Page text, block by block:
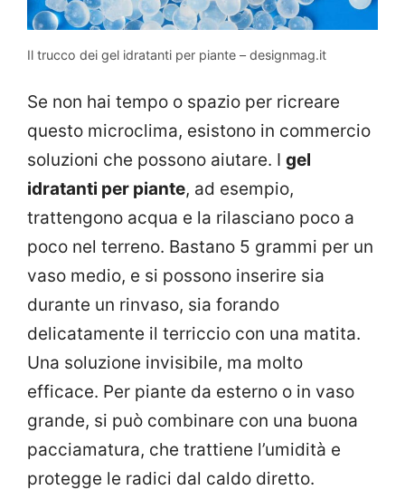
Il trucco dei gel idratanti per piante – designmag.it
Se non hai tempo o spazio per ricreare
questo microclima, esistono in commercio
soluzioni che possono aiutare. I gel
idratanti per piante, ad esempio,
trattengono acqua e la rilasciano poco a
poco nel terreno. Bastano 5 grammi per un
vaso medio, e si possono inserire sia
durante un rinvaso, sia forando
delicatamente il terriccio con una matita.
Una soluzione invisibile, ma molto
efficace. Per piante da esterno o in vaso
grande, si può combinare con una buona
pacciamatura, che trattiene l’umidità e
protegge le radici dal caldo diretto.